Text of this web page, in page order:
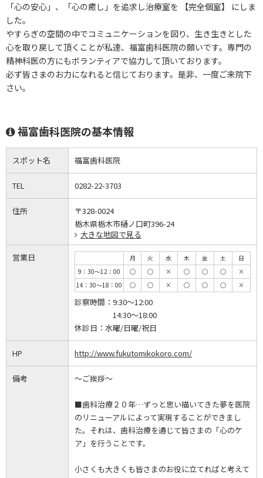
「心の安心」、「心の癒し」を追求し治療室を 【完全個室】 にしま
した。
やすらぎの空間の中でコミュニケーションを図り、生き生きとした
心を取り戻して頂くことが私達、福富歯科医院の願いです。専門の
精神科医の方にもボランティアで協力して頂いております。
必ず皆さまのお力になれると信じております。是非、一度ご来院下
さい。
福富歯科医院の基本情報
スポット名 福富歯科医院
TEL 0282-22-3703
住所
〒328-0024
栃木県栃木市樋ノ口町396-24
大きな地図で見る
営業日 月 火 水 木 金 土
日
9：30～12：00
◯ ◯ × ◯ ◯ ◯
×
14：30～18：00
◯ ◯ × ◯ ◯ ◯ ×
診察時間： 9:30～12:00
14:30～18:00
休診日： 水曜/日曜/祝日
HP http://www.fukutomikokoro.com/
備考 ～ご挨拶～
■歯科治療２０年…ずっと思い描いてきた夢を医院
のリニューアルによって実現することができまし
た。それは、歯科治療を通じて皆さまの「心のケ
ア」を行うことです。
小さくも大きくも皆さまのお役に立てればと考えて